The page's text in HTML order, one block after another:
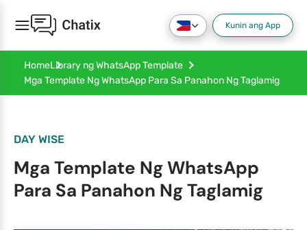
Kunin ang App
HomeLibrary ng WhatsApp Template
Mga Template Ng WhatsApp Para Sa Panahon Ng Taglamig
DAY WISE
Mga Template Ng WhatsApp
Para Sa Panahon Ng Taglamig